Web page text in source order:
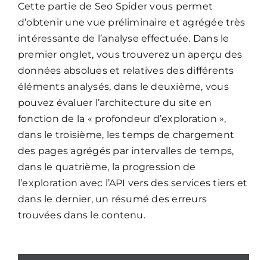
Cette partie de Seo Spider vous permet
d’obtenir une vue préliminaire et agrégée très
intéressante de l’analyse effectuée. Dans le
premier onglet, vous trouverez un aperçu des
données absolues et relatives des différents
éléments analysés, dans le deuxième, vous
pouvez évaluer l’architecture du site en
fonction de la « profondeur d’exploration »,
dans le troisième, les temps de chargement
des pages agrégés par intervalles de temps,
dans le quatrième, la progression de
l’exploration avec l’API vers des services tiers et
dans le dernier, un résumé des erreurs
trouvées dans le contenu.